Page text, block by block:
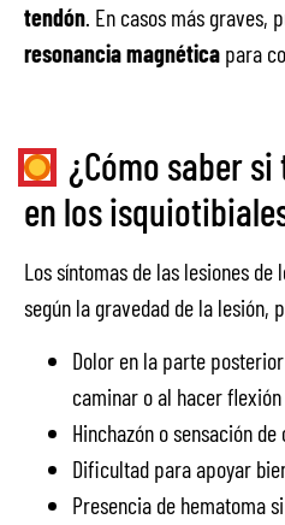
tendón. En casos más graves,
resonancia magnética para
¿Cómo saber
en los
Los síntomas de las lesiones
según la gravedad de la lesión,
Dolor en la parte
caminar o al hacer
Hinchazón o sensación
Dificultad para apoyar
Presencia de hematoma